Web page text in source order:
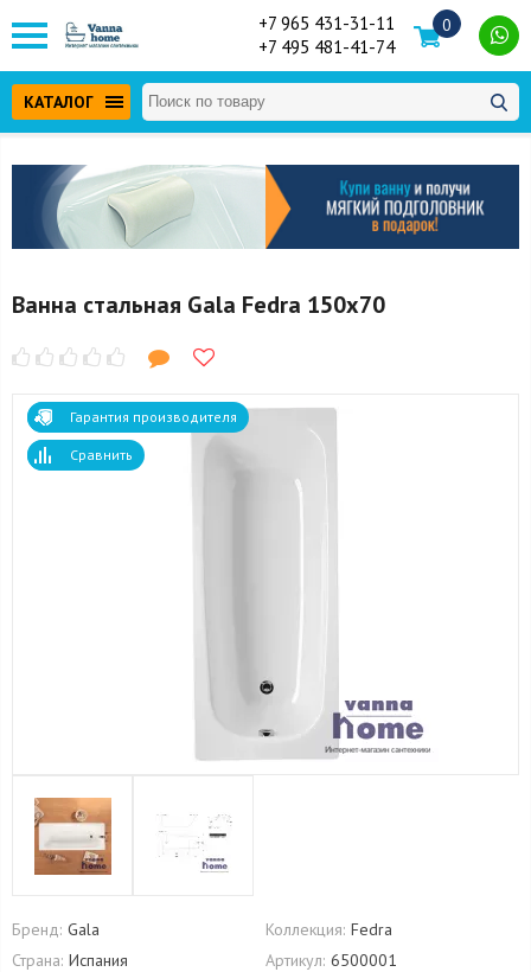
+7 965 431-31-11
+7 495 481-41-74
0
КАТАЛОГ
Ванна стальная Gala Fedra 150x70
Гарантия производителя
Сравнить
Бренд: Gala Коллекция: Fedra
Страна: Испания Артикул: 6500001